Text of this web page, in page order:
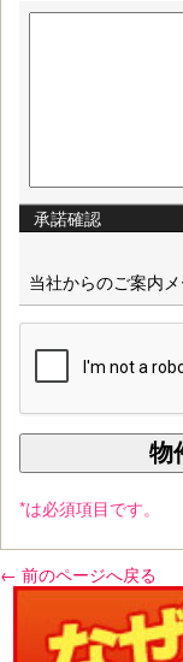
承諾確認
当社からのご案内
*は必須項目です。
← 前のページへ戻る